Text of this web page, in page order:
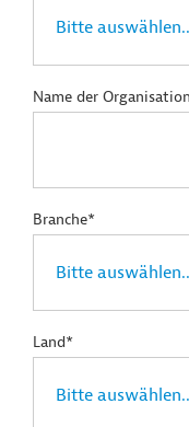
Name der Organisation
Branche*
Land*